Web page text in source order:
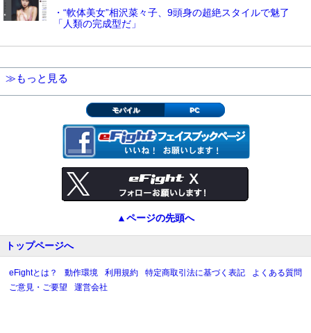
・“軟体美女”相沢菜々子、9頭身の超絶スタイルで魅了
「人類の完成型だ」
≫もっと見る
モバイル PC
▲ページの先頭へ
トップページへ
eFightとは？ 動作環境 利用規約 特定商取引法に基づく表記
よくある質問
ご意見・ご要望
運営会社